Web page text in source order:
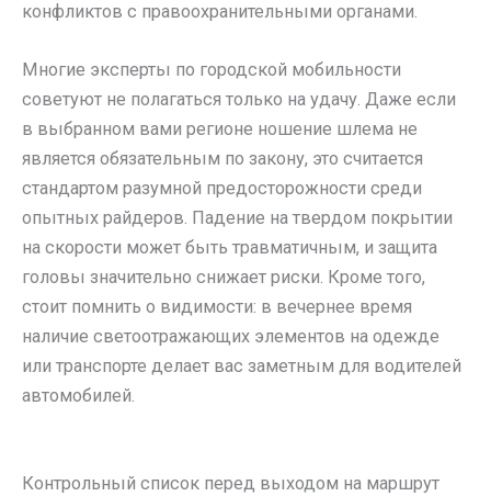
конфликтов с правоохранительными органами.
Многие эксперты по городской мобильности
советуют не полагаться только на удачу. Даже если
в выбранном вами регионе ношение шлема не
является обязательным по закону, это считается
стандартом разумной предосторожности среди
опытных райдеров. Падение на твердом покрытии
на скорости может быть травматичным, и защита
головы значительно снижает риски. Кроме того,
стоит помнить о видимости: в вечернее время
наличие светоотражающих элементов на одежде
или транспорте делает вас заметным для водителей
автомобилей.
Контрольный список перед выходом на маршрут